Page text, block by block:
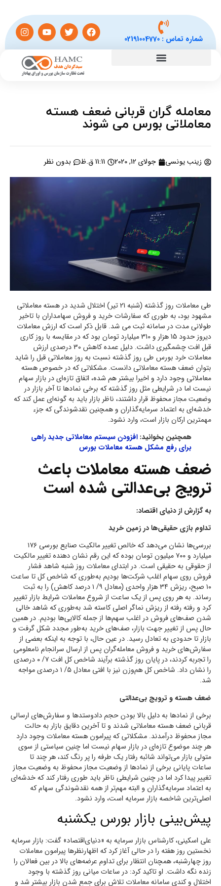
شماره تماس :02191004770
معامله گران قربانی ضعف هسته
معاملاتی بورس می شوند
زینب یونسی جولای 12, 2020 11:11 ق.ظ بدون نظر
طی معاملات روز گذشته (شنبه 21 تیر) اختلال شدید در هسته معاملاتی
مشهود بود، به طوری که سفارشات خرید و فروش سهامداران با تاخیر
طولانی مدت در سامانه ثبت می شد. قابل ذکر است که ارزش معاملات
دیروز حدود 15 هزار و 310 میلیارد تومان بود که در مقایسه با روز کاری
قبل افت چشمگیری داشت. دلیل عمده کاهش 30 درصدی ارزش
معاملات خرد بورس طی روز گذشته نسبت به روز معاملاتی قبل را شاید
بتوان ضعف هسته معاملاتی دانست. مشکلاتی که در خصوص هسته
معاملاتی وجود دارد و اخیرا بیشتر هم شده، اتفاق تازه‌ای در بازار سهام
نیست اما در شرایطی مثل روز گذشته که برخی نمادها تا آخر بازار در
وضعیت مجاز محفوظ قرار داشتند، ناظر بازار باید به گونه‌ای عمل کند که
خدشه‌ای به اعتماد سرمایه‌گذاران و همچنین نقدشوندگی که جزء
مهمترین ارکان بازار است، وارد نشود.
همچنین بخوانید: افزودن سیستم معاملاتی جدید راهی
برای رفع مشکل هسته معاملات بورس
ضعف هسته معاملات باعث
ترویج بی‌عدالتی شده است
به گزارش از دنیای اقتصاد:
تداوم بازی حقیقی‌ها در زمین خرید
بررسی‌ها نشان می‌دهد که خالص تغییر مالکیت صنایع بورسی ۱۷۶
میلیارد و ۷۰۰ میلیون تومان بوده که این رقم نشان دهنده تغییر مالکیت
از حقوقی به حقیقی‌ است. در ابتدای معاملات روز شنبه شاهد فشار
فروش روی سهام اغلب شرکت‌ها بودیم به‌طوری که شاخص کل تا ساعت
۱۰ صبح، ریزش ۳۴ هزار واحدی (معادل ۹/ ۱ درصد کاهش) را به ثبت
رساند. به هر روی پس از یک ساعت از شروع معاملات شرایط بازار تغییر
کرد و رفته رفته از ریزش نماگر اصلی کاسته شد به‌طوری که شاهد خالی
شدن صف‌های فروش در اغلب سهم‌ها از جمله کالایی‌ها بودیم. در همین
حال پس از تغییر جهت بازار، صف‌های خرید به‌طور مجدد شکل گرفت و
بازار تا حدودی به تعادل رسید. در عین حال،‌ با توجه به اینکه بعضی از
سفارش‌های خرید و فروش معامله‌گران پس از ارسال سرانجام نامعلومی
را تجربه کردند، در پایان روز گذشته برآیند شاخص کل افت ۷/ ۰ درصدی
را نشان داد. شاخص کل هم‌وزن نیز با افتی معادل ۵/ ۱ درصدی مواجه
شد.
ضعف هسته و ترویج بی‌عدالتی
برخی از نماد‌ها به دلیل بالا بودن حجم دادوستدها و سفارش‌های ارسالی
قربانی ضعف هسته معاملاتی شدند و تا آخرین دقایق بازار به حالت
مجاز محفوظ درآمدند. مشکلاتی که پیرامون هسته معاملات وجود دارد
هر چند موضوع تازه‌ای در بازار سهام نیست اما چنین سیاستی از سوی
متولی بازار می‌تواند شائبه رفتار یک طرفه را پر رنگ کند، هر چند تا
ساعات پایانی برخی از نماد‌ها از وضعیت مجاز محفوظ به وضعیت مجاز
تغییر پیدا کرد اما در چنین شرایطی ناظر باید طوری رفتار کند که خدشه‌ای
به اعتماد سرمایه‌گذاران و البته مهم‌تر از همه نقدشوندگی سهام که
اصلی‌ترین شاخصه بازار سرمایه است، وارد نشود.
پیش‌بینی بازار بورس یکشنبه
علی اسکینی، کارشناس بازار سرمایه به «دنیای‌اقتصاد» گفت: بازار سرمایه
نخستین روز هفته را در حالی آغاز کرد که اظهارنظر‌ها پیرامون معاملات
روز چهارشنبه، همچنان انتظار برای تداوم عرضه‌های بالا در بین فعالان را
زنده نگه داشت. او تاکید کرد:‌ در ساعات میانی روز گذشته با وجود
اختلال و کندی سامانه معاملات تلاش برای جمع شدن بازار بیشتر شد و